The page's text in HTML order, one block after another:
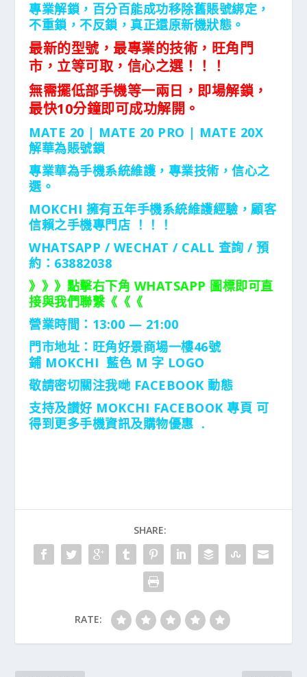
專業解鎖，百分百能成功移除舊賬號綁定，
不重鎖，不反鎖，真正還原新機狀態。
最新的型號，最專業的技術，旺角門
市，立等可取，信心之選！！！
無需擺低部手機等一兩日，即場解鎖，
最快10分鐘即可成功解開。
MATE 20 | MATE 20 PRO | MATE 20X
解華為賬號鎖
專業華為手機系統維護，專業技術，信心之
選。
MOKCHI 擁有五年手機系統維護經驗，顧客
信賴之手機專門店 ！！！
WHATSAPP / WECHAT / CALL 查詢 / 預
約：63882038
》》》點擊右下角 WHATSAPP 圖標即可直
接與我們聯繫《《《
營業時間：13:00 — 21:00
門市地址： 旺角好景商場一樓46號
鋪 MOKCHI 藍色 M 字 LOGO
敬請密切關注我哋 FACEBOOK 動態
支持及讃好 MOKCHI FACEBOOK 專頁 可
得到更多手機資訊及購物優惠 .
SHARE:
RATE: